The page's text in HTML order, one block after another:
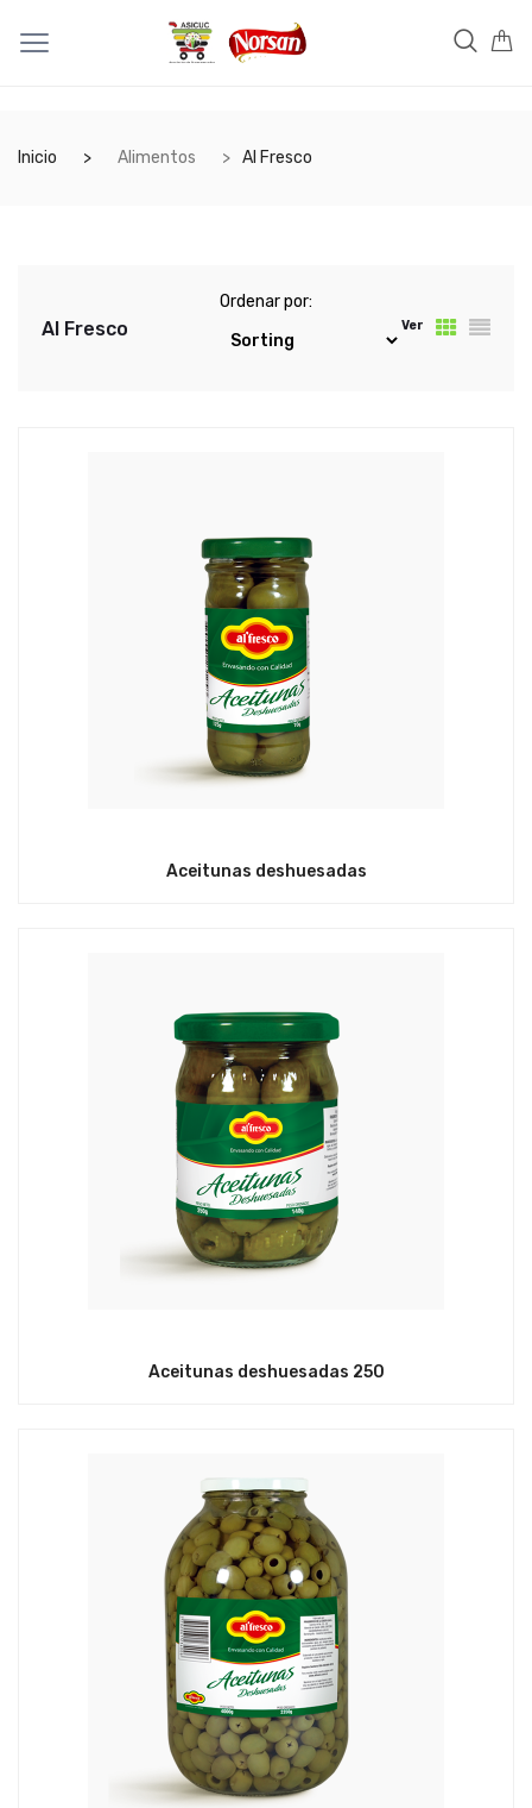
Inicio Alimentos Al Fresco
Al Fresco
Ordenar por:
Ver
Aceitunas deshuesadas
Aceitunas deshuesadas 250